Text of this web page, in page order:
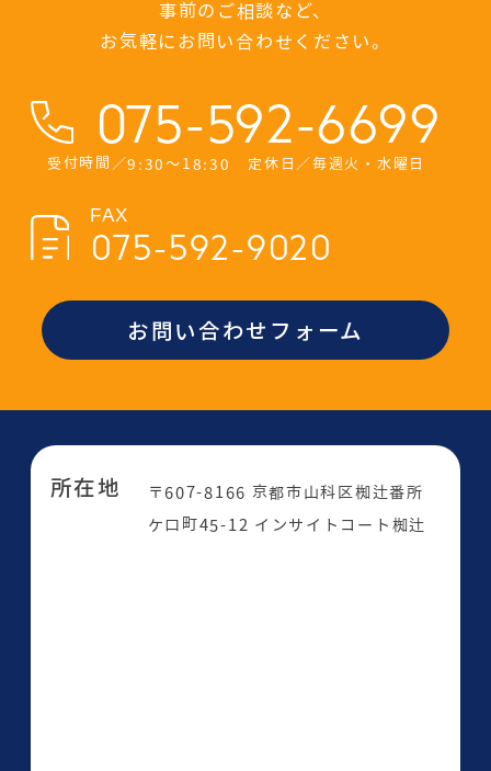
事前のご相談など、
お気軽にお問い合わせください。
075-592-6699
受付時間／9:30〜18:30 定休日／毎週火・水曜日
FAX
075-592-9020
お問い合わせフォーム
所在地
〒607-8166 京都市山科区椥辻番所
ケ口町45-12 インサイトコート椥辻